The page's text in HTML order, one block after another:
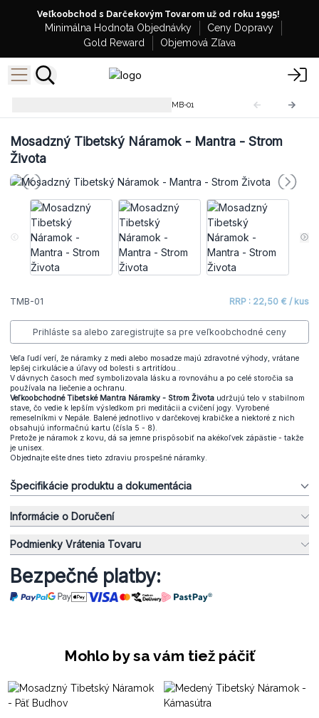
Veľkoobchod s Darčekovým Tovarom už od roku 1995!
Minimálna Hodnota Objednávky
Ceny Dopravy
Gold Reward
Objemová Zľava
TMB-01
Mosadzný Tibetský Náramok - Mantra - Strom
Života
TMB-01 RRP : 22,50 € / kus
Prihláste sa alebo zaregistrujte sa pre veľkoobchodné ceny
Veľa ľudí verí, že náramky z medi alebo mosadze majú zdravotné výhody, vrátane
lepšej cirkulácie a úľavy od bolesti s artritídou..
V dávnych časoch meď symbolizovala lásku a rovnováhu a po celé storočia sa
používala na liečenie a ochranu.
Veľkoobchodné Tibetské Mantra Náramky - Strom Života udržujú telo v stabilnom
stave, čo vedie k lepším výsledkom pri meditácii a cvičení jogy. Vyrobené
remeselníkmi v Nepále. Balené jednotlivo v darčekovej krabičke a niektoré z nich
obsahujú informačnú kartu (čísla 5 - 8).
Pretože je náramok z kovu, dá sa jemne prispôsobiť na akékoľvek zápästie - takže
je unisex.
Objednajte ešte dnes tieto zdraviu prospešné náramky.
Špecifikácie produktu a dokumentácia
Informácie o Doručení
Podmienky Vrátenia Tovaru
Bezpečné platby:
Mohlo by sa vám tiež páčiť